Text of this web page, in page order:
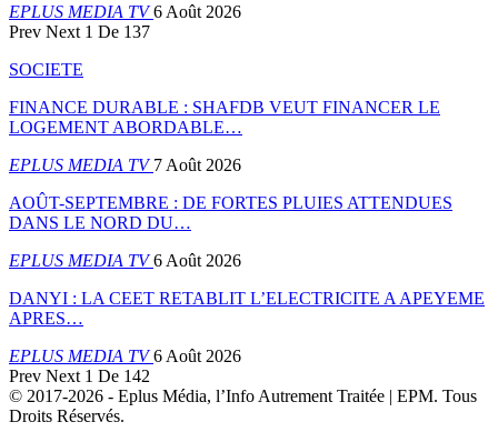
EPLUS MEDIA TV6 Août 2026
Prev Next 1 De 137
SOCIETE
FINANCE DURABLE : SHAFDB VEUT FINANCER LE
LOGEMENT ABORDABLE…
EPLUS MEDIA TV7 Août 2026
AOÛT-SEPTEMBRE : DE FORTES PLUIES ATTENDUES
DANS LE NORD DU…
EPLUS MEDIA TV6 Août 2026
DANYI : LA CEET RETABLIT L’ELECTRICITE A APEYEME
APRES…
EPLUS MEDIA TV6 Août 2026
Prev Next 1 De 142
© 2017-2026 - Eplus Média, l’Info Autrement Traitée | EPM. Tous
Droits Réservés.